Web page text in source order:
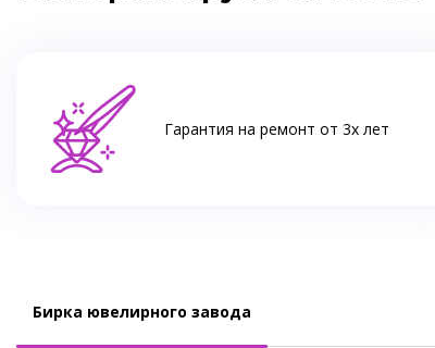
Гарантия на ремонт от 3х лет
Бирка ювелирного завода